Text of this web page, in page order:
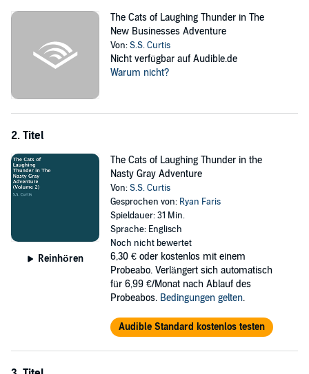
world of lauging thunder at Laughingthunder.Com
©2018 S. S. Curtis and ThinkerBlox, LLC (P)2018 S. S. Curtis and
ThinkerBlox, LLC
The Cats of Laughing Thunder in The
New Businesses Adventure
Von:S.S. Curtis
Nicht verfügbar auf Audible.de
Warum nicht?
2. Titel
Reinhören
The Cats of Laughing Thunder in the
Nasty Gray Adventure
Von:S.S. Curtis
Gesprochen von: Ryan Faris
Spieldauer: 31 Min.
Sprache: Englisch
Noch nicht bewertet
6,30 € oder kostenlos mit einem
Probeabo. Verlängert sich automatisch
für 6,99 €/Monat nach Ablauf des
Probeabos. Bedingungen gelten.
Audible Standard kostenlos testen